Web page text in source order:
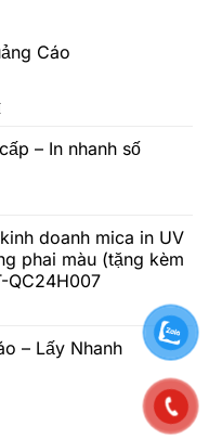
Cáo
Giá
tại – In nhanh số
doanh mica in UV
phai màu (tặng kèm
QC24H007
– Lấy Nhanh